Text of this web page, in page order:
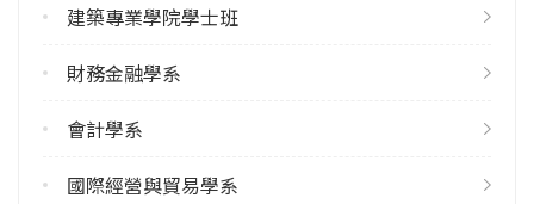
514
113學年度下學期
113學年度上學期
建築專業學院學士班
財務金融學系
會計學系
國際經營與貿易學系